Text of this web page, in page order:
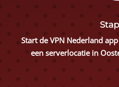
Start de VPN Nederland app
een serverlocatie in